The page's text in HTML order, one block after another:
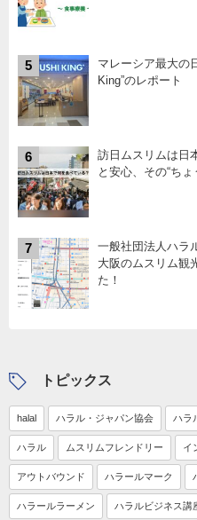
5
マレーシア最大の
King”のレポート
6
訪日ムスリムは日
と安心、その“ち
7
一般社団法人ハラ
大阪のムスリム観
た！
トピックス
halal ハラル・ジャパン協会 ハラ
ハラル ムスリムフレンドリー イ
アウトバウンド ハラールマーク
ハラールラーメン ハラルビジネス講